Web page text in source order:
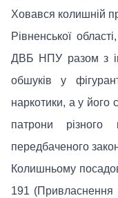
Ховався колишній
Рівненської
ДВБ НПУ разом з
обшуків у
наркотики, а у його
патрони різного
передбаченого
Колишньому
191 (Привласнення